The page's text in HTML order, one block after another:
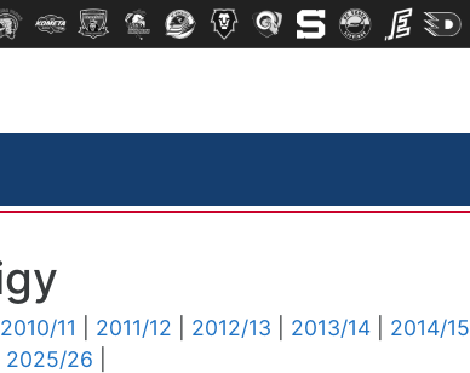
2010/11 2011/12 2012/13 2013/14 2014/15
2025/26